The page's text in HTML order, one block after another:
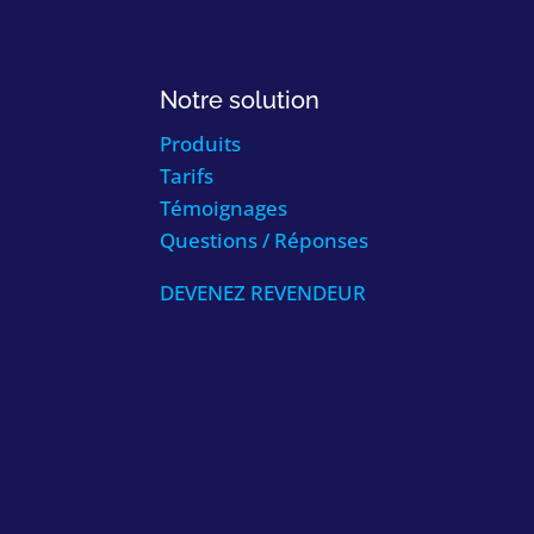
Notre solution
Produits
Tarifs
Témoignages
Questions / Réponses
DEVENEZ REVENDEUR